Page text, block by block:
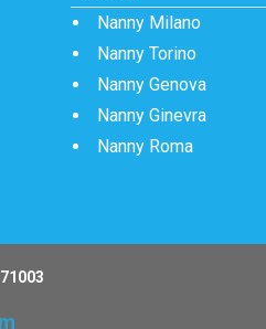
Nanny Milano
Nanny Torino
Nanny Genova
Nanny Ginevra
Nanny Roma